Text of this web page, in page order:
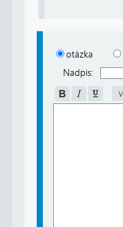
otázka
Nadpis: